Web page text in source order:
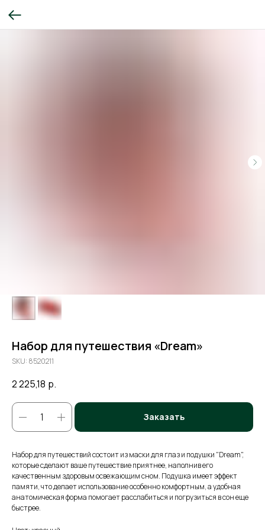
Набор для путешествия «Dream»
SKU: 8520211
2 225,18 р.
Заказать
Набор для путешествий состоит из маски для глаз и подушки "Dream",
которые сделают ваше путешествие приятнее, наполнив его
качественным здоровым освежающим сном. Подушка имеет эффект
памяти, что делает использование особенно комфортным, а удобная
анатомическая форма помогает расслабиться и погрузиться в сон еще
быстрее.